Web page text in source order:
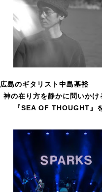
広島のギタリスト中島基裕
神の在り方を静かに問いかけ
『SEA OF THOUGHT』